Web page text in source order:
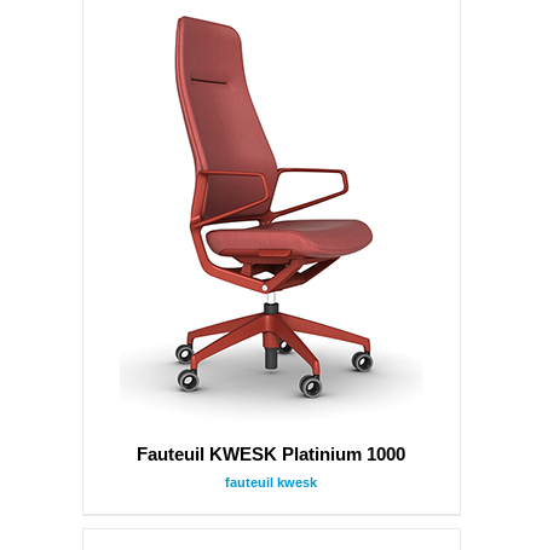
Fauteuil KWESK Platinium 1000
fauteuil kwesk